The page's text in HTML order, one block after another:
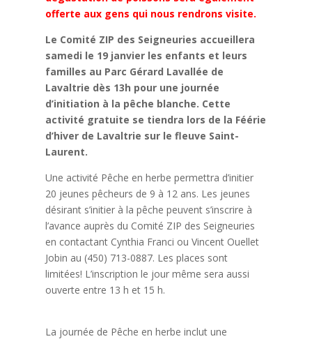
offerte aux gens qui nous rendrons visite.
Le Comité ZIP des Seigneuries accueillera
samedi le 19 janvier les enfants et leurs
familles au Parc Gérard Lavallée de
Lavaltrie dès 13h pour une journée
d’initiation à la pêche blanche. Cette
activité gratuite se tiendra lors de la Féérie
d’hiver de Lavaltrie sur le fleuve Saint-
Laurent.
Une activité Pêche en herbe permettra d’initier
20 jeunes pêcheurs de 9 à 12 ans. Les jeunes
désirant s’initier à la pêche peuvent s’inscrire à
l’avance auprès du Comité ZIP des Seigneuries
en contactant Cynthia Franci ou Vincent Ouellet
Jobin au (450) 713-0887. Les places sont
limitées! L’inscription le jour même sera aussi
ouverte entre 13 h et 15 h.
La journée de Pêche en herbe inclut une